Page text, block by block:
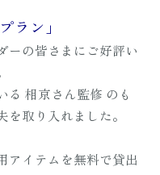
ラン」
ーの皆さまにご好評い
る 相京さん監修 のも
取り入れました。
イテムを無料で貸出